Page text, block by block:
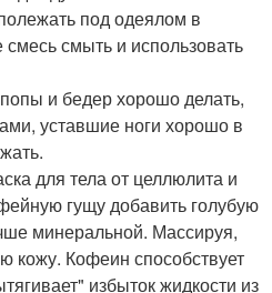
под одеялом в
смыть и использовать
и бедер хорошо делать,
уставшие ноги хорошо в
для тела от целлюлита и
гущу добавить голубую
минеральной. Массируя,
кожу. Кофеин способствует
избыток жидкости из